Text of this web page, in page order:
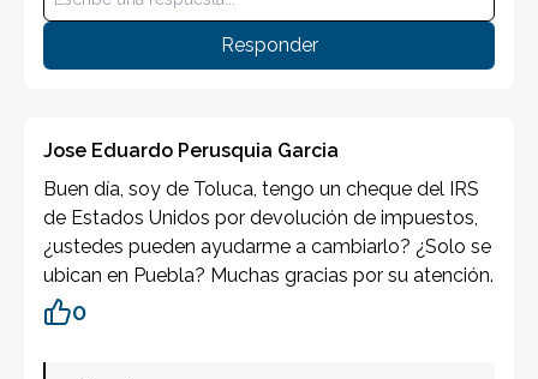
Responder
Jose Eduardo Perusquia Garcia
Buen día, soy de Toluca, tengo un cheque del IRS
de Estados Unidos por devolución de impuestos,
¿ustedes pueden ayudarme a cambiarlo? ¿Solo se
ubican en Puebla? Muchas gracias por su atención.
0